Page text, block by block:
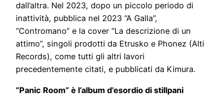
dall’altra. Nel 2023, dopo un piccolo periodo di
inattività, pubblica nel 2023 “A Galla”,
“Contromano” e la cover “La descrizione di un
attimo”, singoli prodotti da Etrusko e Phonez (Alti
Records), come tutti gli altri lavori
precedentemente citati, e pubblicati da Kimura.
“Panic Room” è l’album d’esordio di stillpani